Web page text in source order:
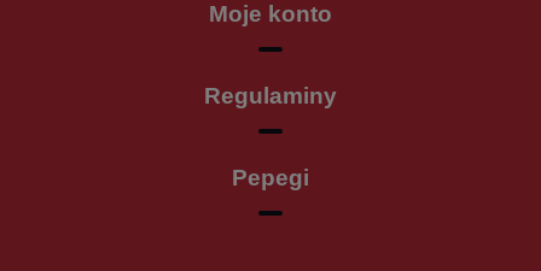
Moje konto
Regulaminy
Pepegi